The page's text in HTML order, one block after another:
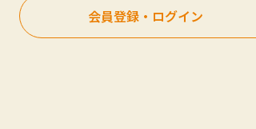
会員登録・ログイン